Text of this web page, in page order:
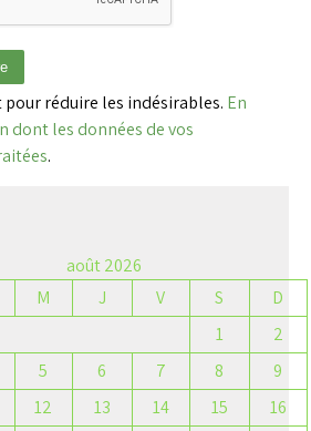
réduire les indésirables. En
dont les données de vos
.
août 2026
M J V S
D
1
2
5 6 7 8
9
12 13 14 15
16